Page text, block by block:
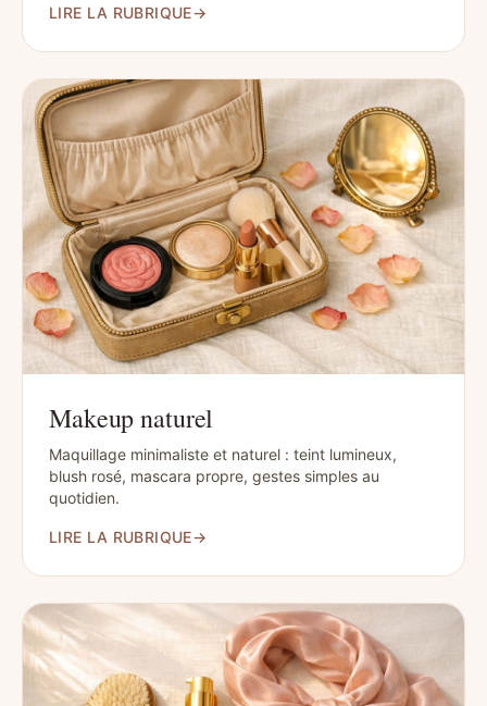
LIRE LA RUBRIQUE→
Makeup naturel
Maquillage minimaliste et naturel : teint lumineux,
blush rosé, mascara propre, gestes simples au
quotidien.
LIRE LA RUBRIQUE→